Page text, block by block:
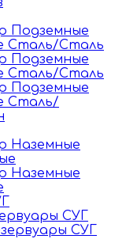
Подземные
Сталь/Сталь
Подземные
Сталь/Сталь
Подземные
Сталь/
Наземные
Наземные
СУГ
СУГ